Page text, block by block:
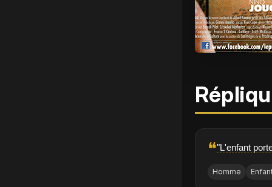
❝"L'enfant
Homme